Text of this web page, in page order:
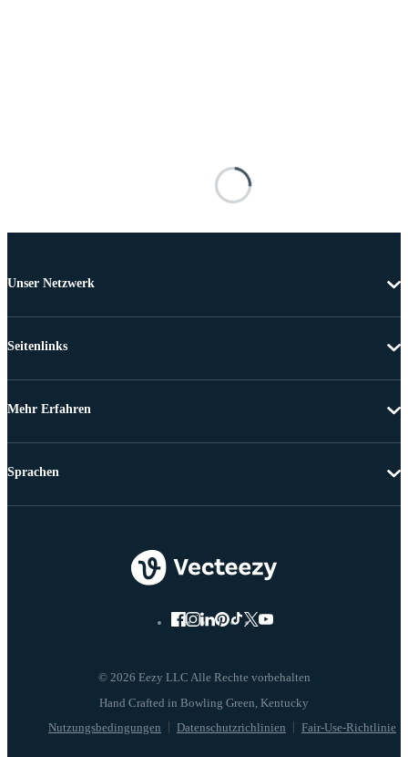
Unser Netzwerk
Seitenlinks
Mehr Erfahren
© 2026 Eezy LLC Alle Rechte vorbehalten
Nutzungsbedingungen Datenschutzrichlinien Fair-Use-Richtlinie
Sprachen